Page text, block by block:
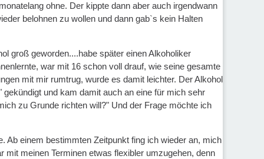
ohne. Der kippte dann aber auch irgendwann
belohnen zu wollen und dann gab`s kein Halten
groß geworden....habe später einen Alkoholiker
war mit 16 schon voll drauf, wie seine gesamte
mit mir rumtrug, wurde es damit leichter. Der Alkohol
und kam damit auch an eine für mich sehr
zu Grunde richten will?" Und der Frage möchte ich
Ab einem bestimmten Zeitpunkt fing ich wieder an, mich
meinen Terminen etwas flexibler umzugehen, denn